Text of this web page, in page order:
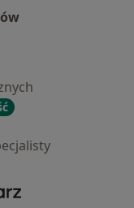
- Strona główna